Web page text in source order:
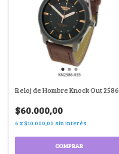
Reloj de Hombre Knock Out 2586
$60.000,00
6 x$10.000,00 sin interés
COMPRAR